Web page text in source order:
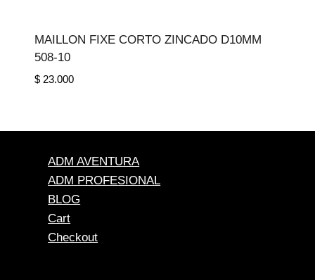
MAILLON FIXE CORTO ZINCADO D10MM
508-10
$23.000
ADM AVENTURA
ADM PROFESIONAL
BLOG
Cart
Checkout